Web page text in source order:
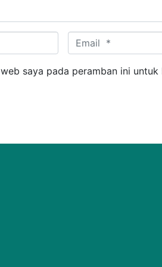
Email *
saya pada peramban ini